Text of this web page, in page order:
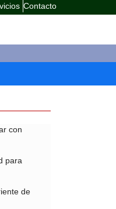
Contacto
con
para
de